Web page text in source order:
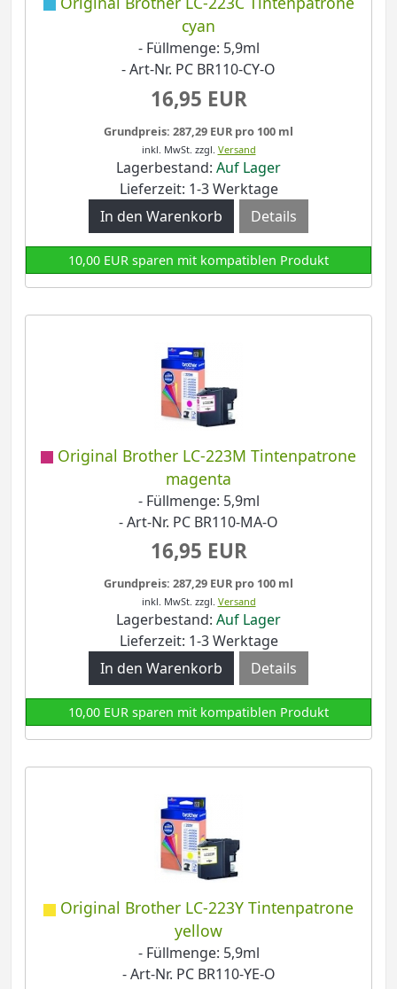
cyan
- Füllmenge: 5,9ml
- Art-Nr. PC BR110-CY-O
16,95 EUR
Grundpreis: 287,29 EUR pro 100 ml
inkl. MwSt. zzgl. Versand
Lagerbestand: Auf Lager
Lieferzeit: 1-3 Werktage
Details
10,00 EUR sparen mit kompatiblen Produkt
Original Brother LC-223M Tintenpatrone
magenta
- Füllmenge: 5,9ml
- Art-Nr. PC BR110-MA-O
16,95 EUR
Grundpreis: 287,29 EUR pro 100 ml
inkl. MwSt. zzgl. Versand
Lagerbestand: Auf Lager
Lieferzeit: 1-3 Werktage
Details
10,00 EUR sparen mit kompatiblen Produkt
Original Brother LC-223Y Tintenpatrone
yellow
- Füllmenge: 5,9ml
- Art-Nr. PC BR110-YE-O